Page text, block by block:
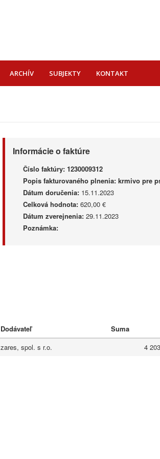
ARCHÍV SUBJEKTY KONTAKT
Informácie o faktúre
Číslo faktúry: 1230009312
Popis fakturovaného plnenia: krmivo pre
Dátum doručenia:15.11.2023
Celková hodnota:620,00 €
Dátum zverejnenia:29.11.2023
Poznámka:
Dodávateľ Suma
zares, spol. s r.o. 4